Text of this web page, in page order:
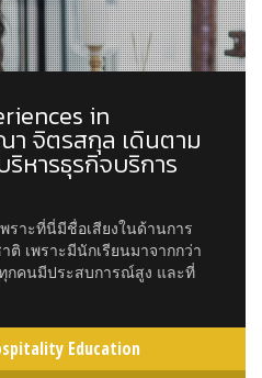
in
จิตรสกุล เดินตาม
หารธุรกิจบริการ
ราะที่นี่มีชื่อเสียงในด้านการ
เพราะมีนักเรียนมาจากกว่า
กคนมีประสบการณ์สูง และที่
Education